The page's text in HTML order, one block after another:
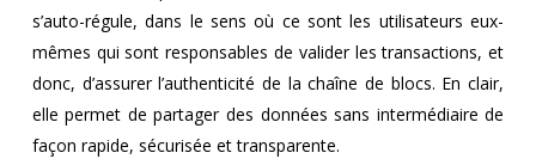
s’auto-régule, dans le sens où ce sont les utilisateurs eux-
mêmes qui sont responsables de valider les transactions, et
donc, d’assurer l’authenticité de la chaîne de blocs. En clair,
elle permet de partager des données sans intermédiaire de
façon rapide, sécurisée et transparente.